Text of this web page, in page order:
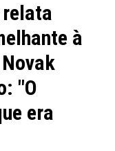
à
"O
era